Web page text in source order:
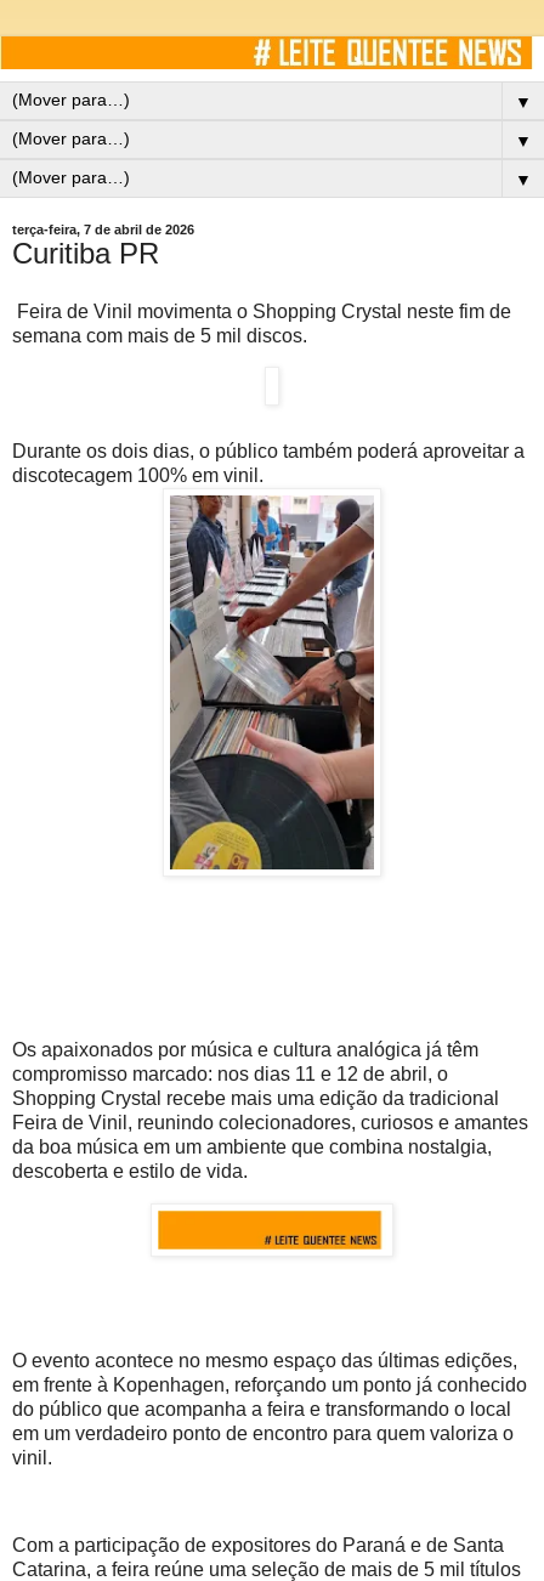
▼
▼
▼
terça-feira, 7 de abril de 2026
Curitiba PR
Feira de Vinil movimenta o Shopping Crystal neste fim de
semana com mais de 5 mil discos.
Durante os dois dias, o público também poderá aproveitar a
discotecagem 100% em vinil.
Os apaixonados por música e cultura analógica já têm
compromisso marcado: nos dias 11 e 12 de abril, o
Shopping Crystal recebe mais uma edição da tradicional
Feira de Vinil, reunindo colecionadores, curiosos e amantes
da boa música em um ambiente que combina nostalgia,
descoberta e estilo de vida.
O evento acontece no mesmo espaço das últimas edições,
em frente à Kopenhagen, reforçando um ponto já conhecido
do público que acompanha a feira e transformando o local
em um verdadeiro ponto de encontro para quem valoriza o
vinil.
Com a participação de expositores do Paraná e de Santa
Catarina, a feira reúne uma seleção de mais de 5 mil títulos